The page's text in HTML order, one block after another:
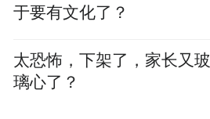
于要有文化了？
太恐怖，下架了，家长又玻
璃心了？